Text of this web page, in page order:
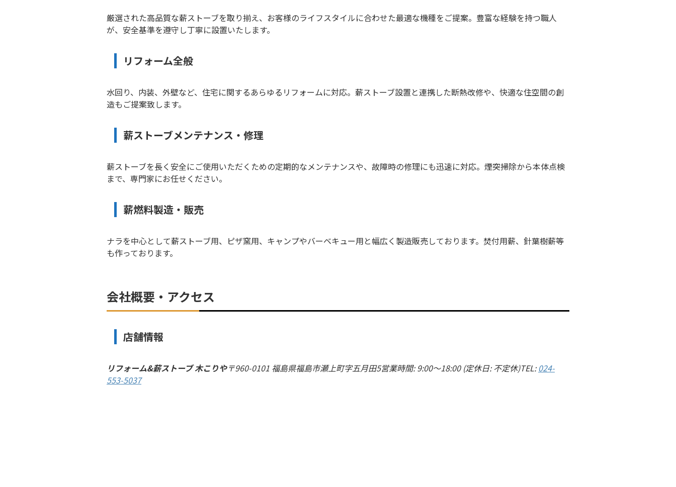
厳選された高品質な薪ストーブを取り揃え、お客様のライフスタイルに合わせた最適な機種をご提案。豊富な経験を持つ職人
が、安全基準を遵守し丁寧に設置いたします。
リフォーム全般
水回り、内装、外壁など、住宅に関するあらゆるリフォームに対応。薪ストーブ設置と連携した断熱改修や、快適な住空間の創
造もご提案致します。
薪ストーブメンテナンス・修理
薪ストーブを長く安全にご使用いただくための定期的なメンテナンスや、故障時の修理にも迅速に対応。煙突掃除から本体点検
まで、専門家にお任せください。
薪燃料製造・販売
ナラを中心として薪ストーブ用、ピザ窯用、キャンプやバーベキュー用と幅広く製造販売しております。焚付用薪、針葉樹薪等
も作っております。
会社概要・アクセス
店舗情報
リフォーム&薪ストーブ 木こりや〒960-0101 福島県福島市瀬上町字五月田5営業時間: 9:00～18:00 (定休日: 不定休)TEL: 024-
553-5037